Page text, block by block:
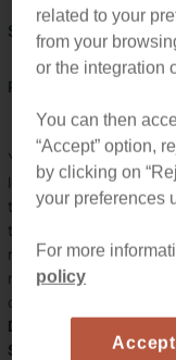
Supprimer les filtres
Pourquoi nous choisir
You Stylish
location
transparence et la
travaillent avec nous
réservations et d’une
nos clients reviennent
confiance qu’ils
Demandez-nous
Stylish.
related to your
from your
or the integration
You can then
“Accept” option,
by clicking on
your preferences
For more
policy
Accept